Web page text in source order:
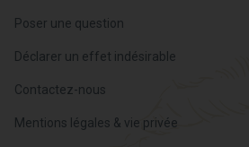
Poser une question
Déclarer un effet indésirable
Contactez-nous
Mentions légales & vie privée